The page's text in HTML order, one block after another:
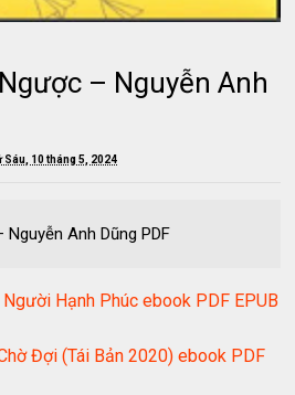
– Nguyễn Anh
Sáu, 10 tháng 5, 2024
Anh Dũng PDF
Hạnh Phúc ebook PDF EPUB
Đợi (Tái Bản 2020) ebook PDF